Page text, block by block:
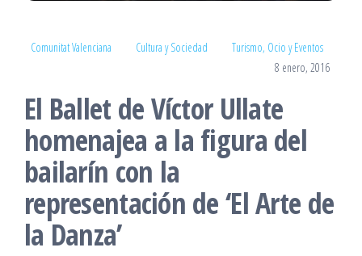
Comunitat Valenciana Cultura y Sociedad
Turismo, Ocio y Eventos
8 enero, 2016
El Ballet de Víctor Ullate
homenajea a la figura del
bailarín con la
representación de ‘El Arte de
la Danza’